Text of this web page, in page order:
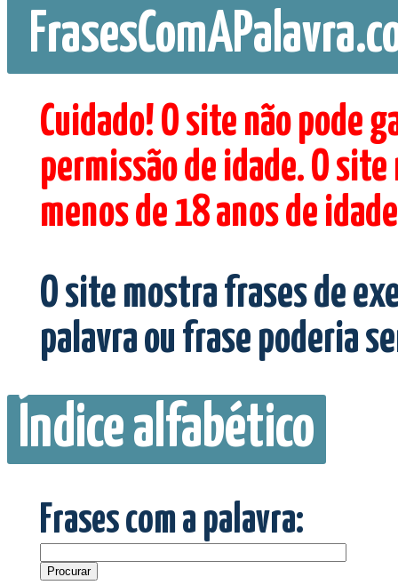
Cuidado! O site não pode
permissão de idade. O
menos de 18 anos de
O site mostra frases de
palavra ou frase poderia
Índice alfabético
Frases com a palavra: